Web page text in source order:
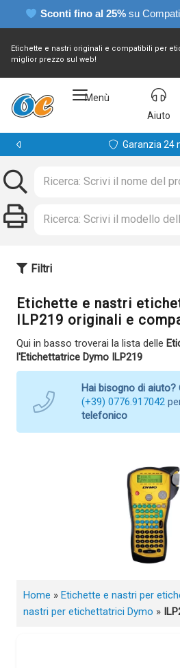
Sconti fino al 25% su
Etichette e nastri originali e compatibili per
miglior prezzo sul web!
Menù
Aiuto
Garanzia 24
Filtri
Etichette e nastri
ILP219 originali e
Qui in basso troverai la lista delle
l'Etichettatrice Dymo ILP219
Hai bisogno di aiuto?
(+39) 0776.917042
telefonico
Home » Etichette e nastri per
nastri per etichettatrici Dymo »